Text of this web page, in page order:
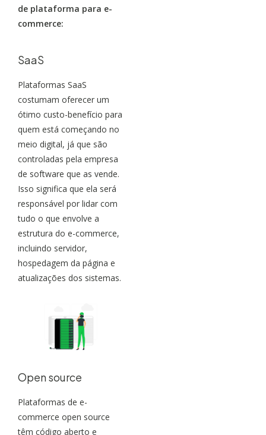
de plataforma para e-
commerce:
SaaS
Plataformas SaaS
costumam oferecer um
ótimo custo-benefício para
quem está começando no
meio digital, já que são
controladas pela empresa
de software que as vende.
Isso significa que ela será
responsável por lidar com
tudo o que envolve a
estrutura do e-commerce,
incluindo servidor,
hospedagem da página e
atualizações dos sistemas.
Open source
Plataformas de e-
commerce open source
têm código aberto e